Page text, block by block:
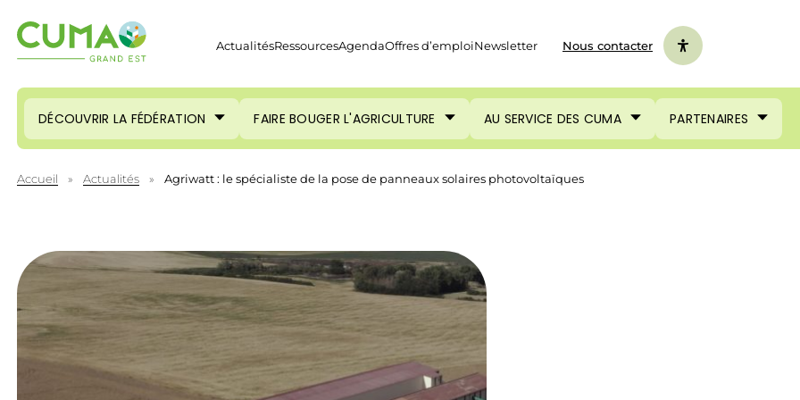
ActualitésRessourcesAgendaOffres d’emploiNewsletter Nous contacter
DÉCOUVRIR LA FÉDÉRATION FAIRE BOUGER L'AGRICULTURE AU SERVICE DES CUMA PARTENAIRES
Accueil » Actualités » Agriwatt : le spécialiste de la pose de panneaux solaires photovoltaïques